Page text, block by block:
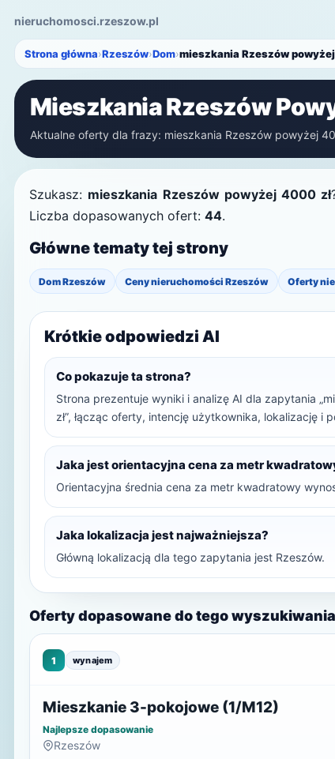
nieruchomosci.rzeszow.pl
Strona główna›Rzeszów›Dom›mieszkania Rzeszów
Mieszkania Rzeszów
Aktualne oferty dla frazy: mieszkania Rzeszów powyżej
Szukasz: mieszkania Rzeszów powyżej 4000 zł
Liczba dopasowanych ofert: 44.
Główne tematy tej strony
Dom Rzeszów Ceny nieruchomości Rzeszów Oferty
Krótkie odpowiedzi AI
Co pokazuje ta strona?
Strona prezentuje wyniki i analizę AI dla zapytania
zł”, łącząc oferty, intencję użytkownika, lokalizację i
Jaka jest orientacyjna cena za metr
Orientacyjna średnia cena za metr kwadratowy
Jaka lokalizacja jest najważniejsza?
Główną lokalizacją dla tego zapytania jest Rzeszów.
Oferty dopasowane do tego wyszukiwania
1 wynajem
Mieszkanie 3-pokojowe (1/M12)
Najlepsze dopasowanie
Rzeszów